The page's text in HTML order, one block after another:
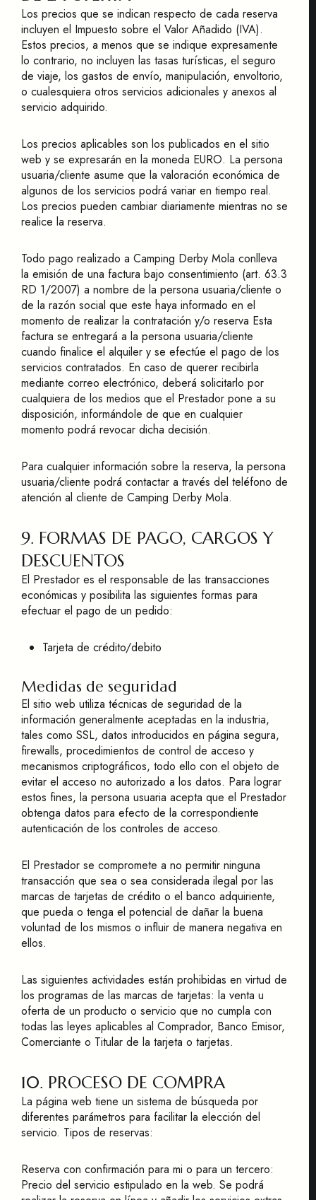
Los precios que se indican respecto de cada reserva
incluyen el Impuesto sobre el Valor Añadido (IVA).
Estos precios, a menos que se indique expresamente
lo contrario, no incluyen las tasas turísticas, el seguro
de viaje, los gastos de envío, manipulación, envoltorio,
o cualesquiera otros servicios adicionales y anexos al
servicio adquirido.
Los precios aplicables son los publicados en el sitio
web y se expresarán en la moneda EURO. La persona
usuaria/cliente asume que la valoración económica de
algunos de los servicios podrá variar en tiempo real.
Los precios pueden cambiar diariamente mientras no se
realice la reserva.
Todo pago realizado a Camping Derby Mola conlleva
la emisión de una factura bajo consentimiento (art. 63.3
RD 1/2007) a nombre de la persona usuaria/cliente o
de la razón social que este haya informado en el
momento de realizar la contratación y/o reserva Esta
factura se entregará a la persona usuaria/cliente
cuando finalice el alquiler y se efectúe el pago de los
servicios contratados. En caso de querer recibirla
mediante correo electrónico, deberá solicitarlo por
cualquiera de los medios que el Prestador pone a su
disposición, informándole de que en cualquier
momento podrá revocar dicha decisión.
Para cualquier información sobre la reserva, la persona
usuaria/cliente podrá contactar a través del teléfono de
atención al cliente de Camping Derby Mola.
9. FORMAS DE PAGO, CARGOS Y
DESCUENTOS
El Prestador es el responsable de las transacciones
económicas y posibilita las siguientes formas para
efectuar el pago de un pedido:
Tarjeta de crédito/debito
Medidas de seguridad
El sitio web utiliza técnicas de seguridad de la
información generalmente aceptadas en la industria,
tales como SSL, datos introducidos en página segura,
firewalls, procedimientos de control de acceso y
mecanismos criptográficos, todo ello con el objeto de
evitar el acceso no autorizado a los datos. Para lograr
estos fines, la persona usuaria acepta que el Prestador
obtenga datos para efecto de la correspondiente
autenticación de los controles de acceso.
El Prestador se compromete a no permitir ninguna
transacción que sea o sea considerada ilegal por las
marcas de tarjetas de crédito o el banco adquiriente,
que pueda o tenga el potencial de dañar la buena
voluntad de los mismos o influir de manera negativa en
ellos.
Las siguientes actividades están prohibidas en virtud de
los programas de las marcas de tarjetas: la venta u
oferta de un producto o servicio que no cumpla con
todas las leyes aplicables al Comprador, Banco Emisor,
Comerciante o Titular de la tarjeta o tarjetas.
10. PROCESO DE COMPRA
La página web tiene un sistema de búsqueda por
diferentes parámetros para facilitar la elección del
servicio. Tipos de reservas:
Reserva con confirmación para mi o para un tercero:
Precio del servicio estipulado en la web. Se podrá